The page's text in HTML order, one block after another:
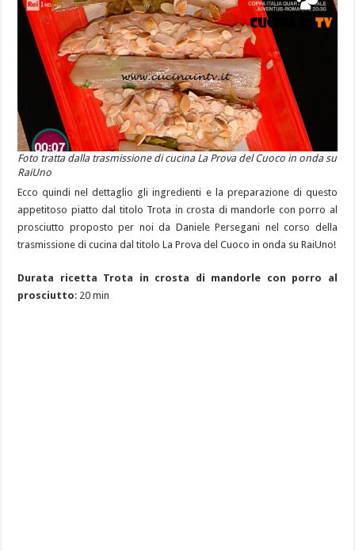
Foto tratta dalla trasmissione di cucina La Prova del Cuoco in onda su
RaiUno
Ecco quindi nel dettaglio gli ingredienti e la preparazione di questo
appetitoso piatto dal titolo Trota in crosta di mandorle con porro al
prosciutto proposto per noi da Daniele Persegani nel corso della
trasmissione di cucina dal titolo La Prova del Cuoco in onda su RaiUno!
Durata ricetta Trota in crosta di mandorle con porro al
prosciutto: 20 min